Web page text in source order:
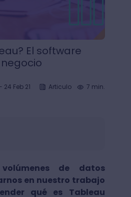
El software
24 Feb 21 Articulo 7 min.
de datos
en nuestro trabajo
qué es Tableau